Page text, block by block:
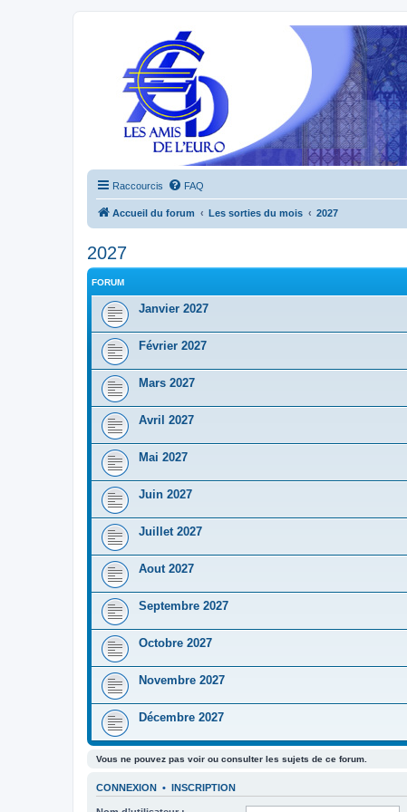
Raccourcis FAQ
Accueil du forum Les sorties du mois 2027
2027
FORUM
Janvier 2027
Février 2027
Mars 2027
Avril 2027
Mai 2027
Juin 2027
Juillet 2027
Aout 2027
Septembre 2027
Octobre 2027
Novembre 2027
Décembre 2027
Vous ne pouvez pas voir ou consulter les sujets de ce forum.
CONNEXION • INSCRIPTION